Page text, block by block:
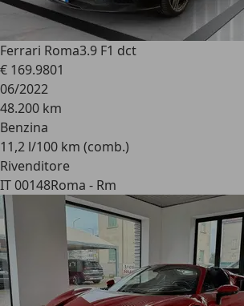
Ferrari Roma3.9 F1 dct
€ 169.9801
06/2022
48.200 km
Benzina
11,2 l/100 km (comb.)
Rivenditore
IT 00148Roma - Rm